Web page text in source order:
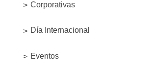
Corporativas
Día Internacional
Eventos